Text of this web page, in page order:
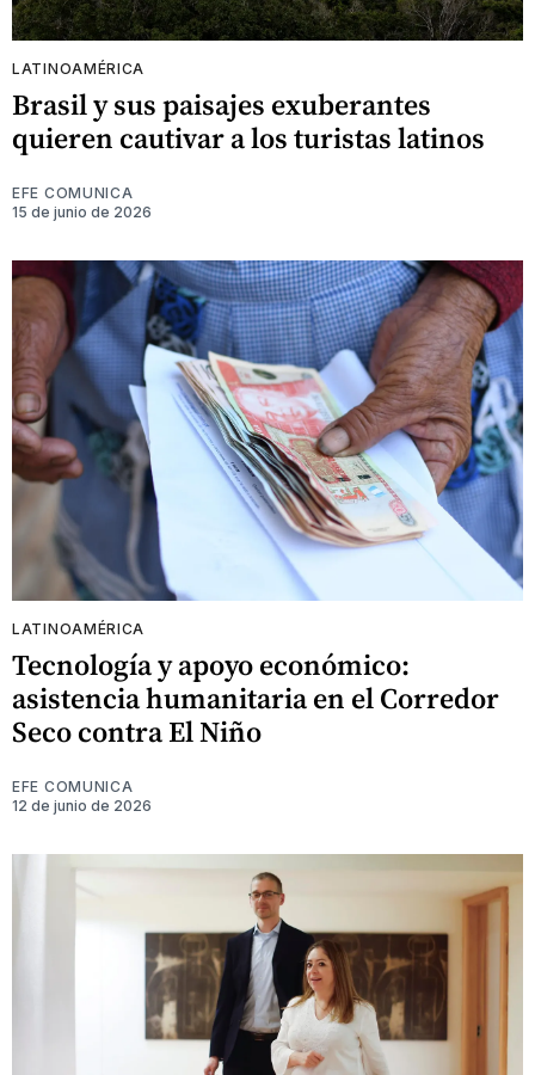
LATINOAMÉRICA
Brasil y sus paisajes exuberantes
quieren cautivar a los turistas latinos
EFE COMUNICA
15 de junio de 2026
LATINOAMÉRICA
Tecnología y apoyo económico:
asistencia humanitaria en el Corredor
Seco contra El Niño
EFE COMUNICA
12 de junio de 2026